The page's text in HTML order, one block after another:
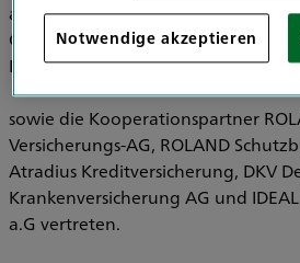
ausschließlich die HDI Versicherung
Global Specialty SE, HDI
Pensionsfonds AG, HDI
sowie die Kooperationspartner
Versicherungs-AG, ROLAND
Atradius Kreditversicherung, DKV
Krankenversicherung AG und
a.G vertreten.
Notwendige akzeptieren